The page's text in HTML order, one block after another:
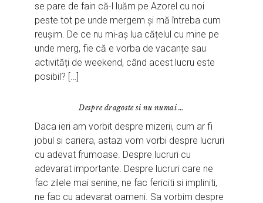
se pare de fain că-l luăm pe Azorel cu noi
peste tot pe unde mergem și mă întreba cum
reușim. De ce nu mi-aș lua cățelul cu mine pe
unde merg, fie că e vorba de vacanțe sau
activități de weekend, când acest lucru este
posibil? […]
Despre dragoste si nu numai …
Daca ieri am vorbit despre mizerii, cum ar fi
jobul si cariera, astazi vom vorbi despre lucruri
cu adevat frumoase. Despre lucruri cu
adevarat importante. Despre lucruri care ne
fac zilele mai senine, ne fac fericiti si impliniti,
ne fac cu adevarat oameni. Sa vorbim despre